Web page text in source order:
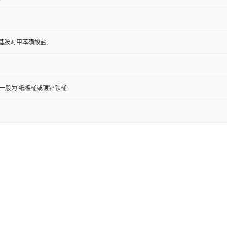
胺对甲苯磺酸盐;
般为:纸板桶或镀锌铁桶